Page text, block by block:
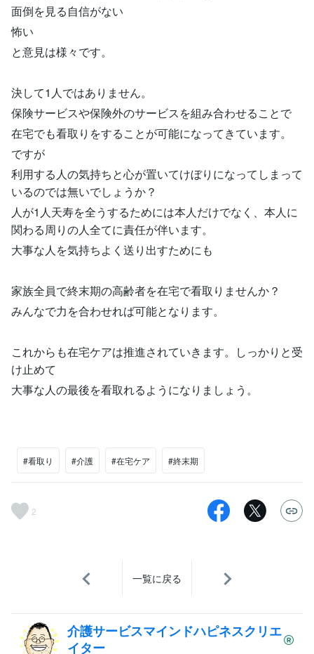
面倒を見る自信がない
怖い
と意見は様々です。
決して1人ではありません。
保険サービスや保険外のサービスを組み合わせることで
在宅でも看取りをすることが可能になってきています。
ですが
利用する人の気持ちと心が置いてけぼりになってしまって
いるのでは無いでしょうか？
人が1人天寿を全うするためには本人だけでなく、本人に
関わる周りの人全てに責任が伴います。
大事な人を気持ちよく送り出すためにも
家族全員で終末期の高齢者を在宅で看取りませんか？
みんなで力を合わせれば可能となります。
これからも在宅ケアは推進されていきます。しっかりと受
け止めて
大事な人の最後を看取れるようになりましょう。
#看取り #介護 #在宅ケア #終末期
2
一覧に戻る
介護サービスマインドハピネスクリエ
イター